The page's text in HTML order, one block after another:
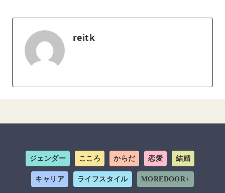
reitk
ジェンダー こころ からだ 恋愛 結婚
キャリア ライフスタイル MOREDOOR+